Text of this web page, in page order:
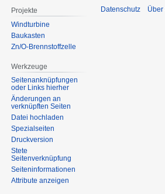
Projekte
Windturbine
Baukasten
Zn/O-Brennstoffzelle
Werkzeuge
Seitenanknüpfungen
oder Links hierher
Änderungen an
verknüpften Seiten
Datei hochladen
Spezialseiten
Druckversion
Stete
Seitenverknüpfung
Seiten­informationen
Attribute anzeigen
Datenschutz Über